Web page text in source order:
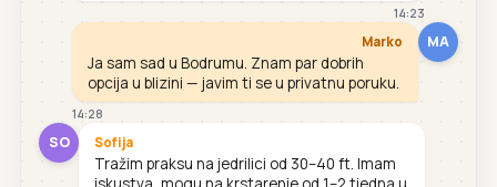
14:23
MA
Marko
Ja sam sad u Bodrumu. Znam par dobrih
opcija u blizini — javim ti se u privatnu poruku.
14:28
SO Sofija
Tražim praksu na jedrilici od 30–40 ft. Imam